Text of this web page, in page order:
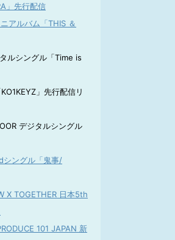
」先行配信
アルバム「THIS ＆
ルシングル「Time is
」先行配信リ
デジタルシングル
シングル「鬼事/
X TOGETHER 日本5th
101 JAPAN 新